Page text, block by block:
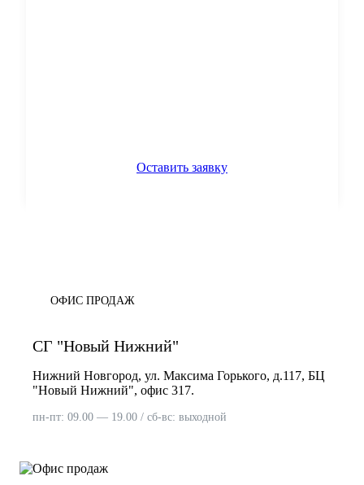
Оставить заявку
ОФИС ПРОДАЖ
СГ "Новый Нижний"
Нижний Новгород, ул. Максима Горького, д.117, БЦ
"Новый Нижний", офис 317.
пн-пт: 09.00 — 19.00 / сб-вс: выходной